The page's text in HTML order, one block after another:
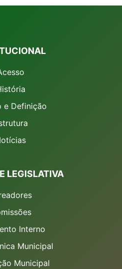
e Definição
LEGISLATIVA
Interno
Municipal
Municipal